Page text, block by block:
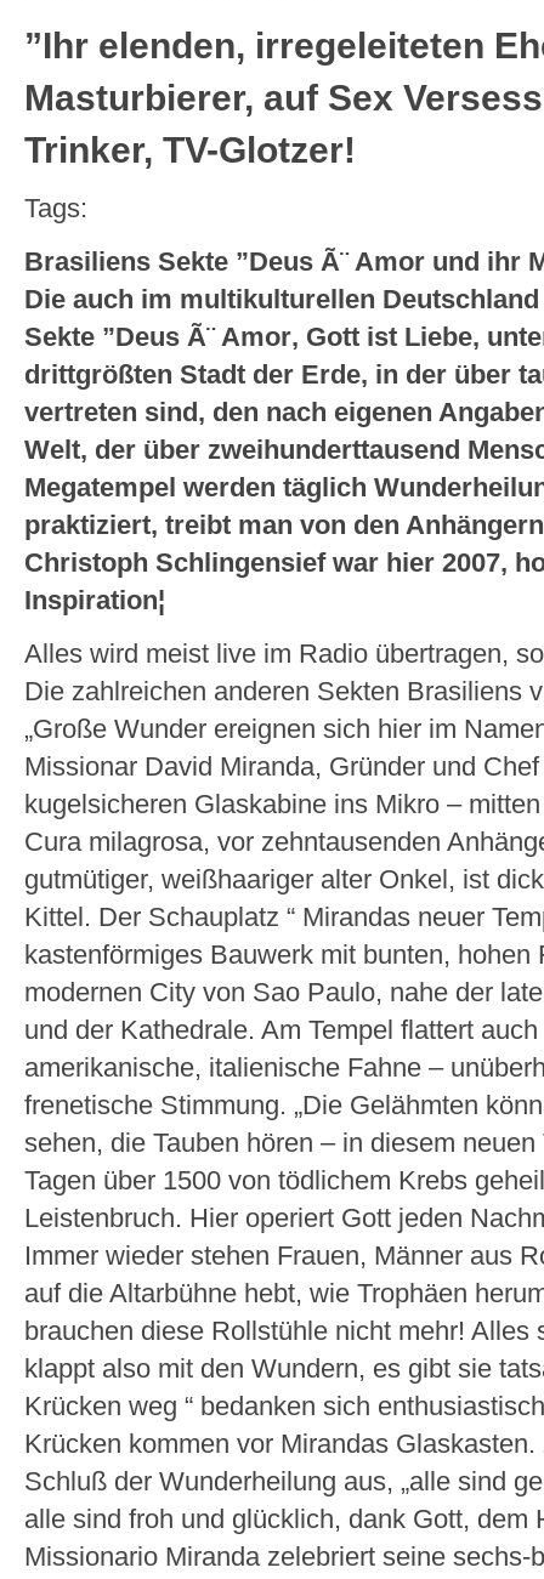
”Ihr elenden, irregeleiteten
Masturbierer, auf Sex
Trinker, TV-Glotzer!
Tags:
Brasiliens Sekte ”Deus Ã¨ Amor und ihr
Die auch im multikulturellen
Sekte ”Deus Ã¨ Amor, Gott ist Liebe,
drittgrößten Stadt der Erde, in der über
vertreten sind, den nach eigenen
Welt, der über zweihunderttausend
Megatempel werden täglich
praktiziert, treibt man von den
Christoph Schlingensief war hier 2007,
Inspiration¦
Alles wird meist live im Radio übertragen,
Die zahlreichen anderen Sekten Brasiliens
„Große Wunder ereignen sich hier im
Missionar David Miranda, Gründer und Chef
kugelsicheren Glaskabine ins Mikro –
Cura milagrosa, vor zehntausenden
gutmütiger, weißhaariger alter Onkel, ist
Kittel. Der Schauplatz “ Mirandas neuer
kastenförmiges Bauwerk mit bunten, hohen
modernen City von Sao Paulo, nahe der
und der Kathedrale. Am Tempel flattert
amerikanische, italienische Fahne –
frenetische Stimmung. „Die Gelähmten
sehen, die Tauben hören – in diesem
Tagen über 1500 von tödlichem Krebs
Leistenbruch. Hier operiert Gott jeden
Immer wieder stehen Frauen, Männer aus
auf die Altarbühne hebt, wie Trophäen
brauchen diese Rollstühle nicht mehr! Alles
klappt also mit den Wundern, es gibt sie
Krücken weg “ bedanken sich
Krücken kommen vor Mirandas Glaskasten.
Schluß der Wunderheilung aus, „alle sind
alle sind froh und glücklich, dank Gott, dem
Missionario Miranda zelebriert seine